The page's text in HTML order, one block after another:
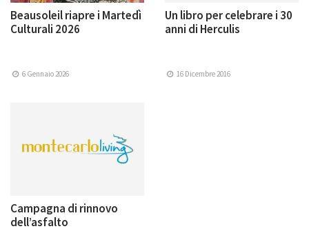
Beausoleil riapre i Martedì
Culturali 2026
6 Gennaio 2026
Un libro per celebrare i 30
anni di Herculis
16 Dicembre 2016
Campagna di rinnovo
dell’asfalto